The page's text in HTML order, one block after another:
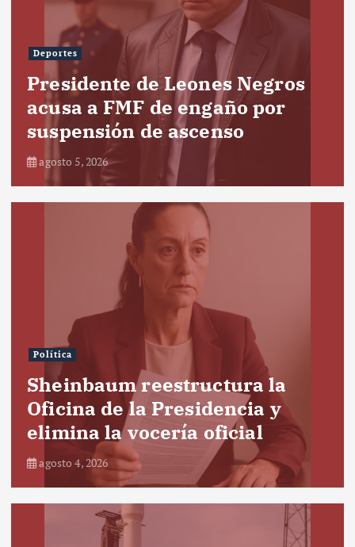
Deportes
Presidente de Leones Negros
acusa a FMF de engaño por
suspensión de ascenso
agosto 5, 2026
Política
Sheinbaum reestructura la
Oficina de la Presidencia y
elimina la vocería oficial
agosto 4, 2026